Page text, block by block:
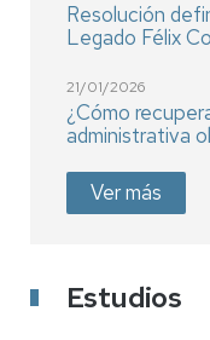
Resolución
Legado Félix
21/01/2026
¿Cómo
administrativa
Ver más
Estudios